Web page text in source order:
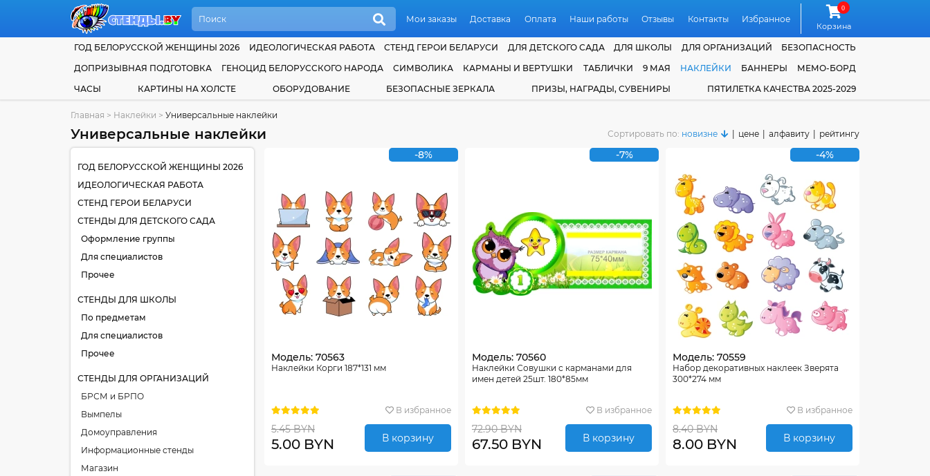
Мои заказы Доставка Оплата Наши работы Отзывы Контакты Избранное
0
Корзина
ГОД БЕЛОРУССКОЙ ЖЕНЩИНЫ 2026 ИДЕОЛОГИЧЕСКАЯ РАБОТА СТЕНД ГЕРОИ БЕЛАРУСИ ДЛЯ ДЕТСКОГО САДА ДЛЯ ШКОЛЫ ДЛЯ ОРГАНИЗАЦИЙ
БЕЗОПАСНОСТЬ
ДОПРИЗЫВНАЯ ПОДГОТОВКА
ГЕНОЦИД БЕЛОРУССКОГО НАРОДА СИМВОЛИКА КАРМАНЫ И ВЕРТУШКИ ТАБЛИЧКИ 9 МАЯ НАКЛЕЙКИ БАННЕРЫ
МЕМО-БОРД
ЧАСЫ
КАРТИНЫ НА ХОЛСТЕ ОБОРУДОВАНИЕ БЕЗОПАСНЫЕ ЗЕРКАЛА ПРИЗЫ, НАГРАДЫ, СУВЕНИРЫ ПЯТИЛЕТКА КАЧЕСТВА 2025-2029
Главная > Наклейки > Универсальные наклейки
Универсальные наклейки Сортировать по: новизне цене алфавиту рейтингу
ГОД БЕЛОРУССКОЙ ЖЕНЩИНЫ 2026
ИДЕОЛОГИЧЕСКАЯ РАБОТА
СТЕНД ГЕРОИ БЕЛАРУСИ
СТЕНДЫ ДЛЯ ДЕТСКОГО САДА
Оформление группы
Для специалистов
Прочее
СТЕНДЫ ДЛЯ ШКОЛЫ
По предметам
Для специалистов
Прочее
СТЕНДЫ ДЛЯ ОРГАНИЗАЦИЙ
БРСМ и БРПО
Вымпелы
Домоуправления
Информационные стенды
Магазин
-8%
Модель: 70563
Наклейки Корги 187*131 мм
В избранное
5.45 BYN
5.00 BYN В корзину
-7%
Модель: 70560
Наклейки Совушки с карманами для
имен детей 25шт. 180*85мм
В избранное
72.90 BYN
67.50 BYN В корзину
-4%
Модель: 70559
Набор декоративных наклеек Зверята
300*274 мм
В избранное
8.40 BYN
8.00 BYN В корзину